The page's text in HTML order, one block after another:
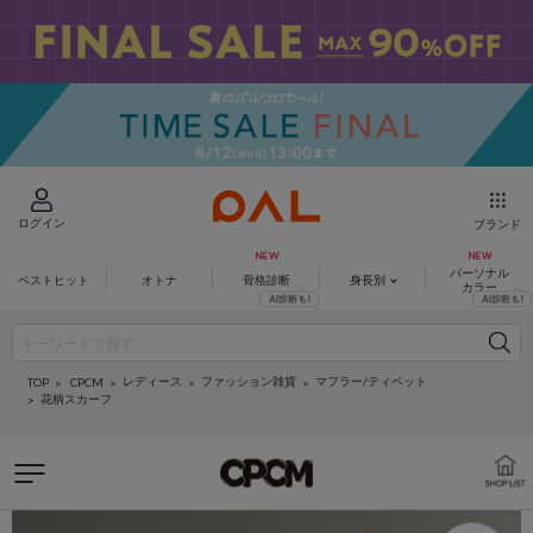
ログイン ブランド
ベストヒット オトナ 骨格診断 身長別
パーソナル
カラー
TOP CPCM レディース ファッション雑貨
マフラー/ティペット
花柄スカーフ